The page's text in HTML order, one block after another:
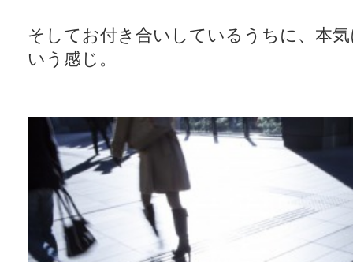
そしてお付き合いしているうちに、本
いう感じ。